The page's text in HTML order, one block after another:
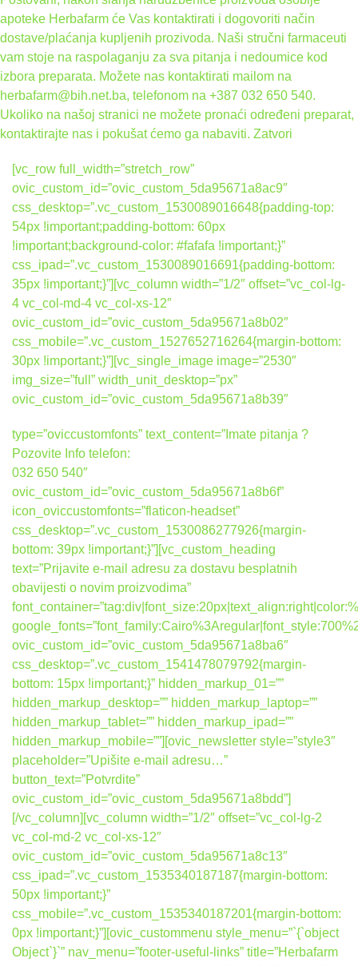
apoteke Herbafarm će Vas kontaktirati i dogovoriti način
dostave/plaćanja kupljenih prozivoda. Naši stručni farmaceuti
vam stoje na raspolaganju za sva pitanja i nedoumice kod
izbora preparata. Možete nas kontaktirati mailom na
herbafarm@bih.net.ba, telefonom na +387 032 650 540.
Ukoliko na našoj stranici ne možete pronaći određeni preparat,
kontaktirajte nas i pokušat ćemo ga nabaviti. Zatvori
[vc_row full_width=”stretch_row”
ovic_custom_id=”ovic_custom_5da95671a8ac9″
css_desktop=”.vc_custom_1530089016648{padding-top:
54px !important;padding-bottom: 60px
!important;background-color: #fafafa !important;}”
css_ipad=”.vc_custom_1530089016691{padding-bottom:
35px !important;}”][vc_column width=”1/2″ offset=”vc_col-lg-
4 vc_col-md-4 vc_col-xs-12″
ovic_custom_id=”ovic_custom_5da95671a8b02″
css_mobile=”.vc_custom_1527652716264{margin-bottom:
30px !important;}”][vc_single_image image=”2530″
img_size=”full” width_unit_desktop=”px”
ovic_custom_id=”ovic_custom_5da95671a8b39″
type=”oviccustomfonts” text_content=”Imate pitanja ?
Pozovite Info telefon:
032 650 540″
ovic_custom_id=”ovic_custom_5da95671a8b6f”
icon_oviccustomfonts=”flaticon-headset”
css_desktop=”.vc_custom_1530086277926{margin-
bottom: 39px !important;}”][vc_custom_heading
text=”Prijavite e-mail adresu za dostavu besplatnih
obavijesti o novim proizvodima”
ovic_custom_id=”ovic_custom_5da95671a8ba6″
css_desktop=”.vc_custom_1541478079792{margin-
bottom: 15px !important;}” hidden_markup_01=””
hidden_markup_desktop=”” hidden_markup_laptop=””
hidden_markup_tablet=”” hidden_markup_ipad=””
hidden_markup_mobile=””][ovic_newsletter style=”style3″
placeholder=”Upišite e-mail adresu…”
button_text=”Potvrdite”
ovic_custom_id=”ovic_custom_5da95671a8bdd”]
[/vc_column][vc_column width=”1/2″ offset=”vc_col-lg-2
vc_col-md-2 vc_col-xs-12″
ovic_custom_id=”ovic_custom_5da95671a8c13″
css_ipad=”.vc_custom_1535340187187{margin-bottom:
50px !important;}”
css_mobile=”.vc_custom_1535340187201{margin-bottom:
0px !important;}”][ovic_custommenu style_menu=”`{`object
Object`}`” nav_menu=”footer-useful-links” title=”Herbafarm